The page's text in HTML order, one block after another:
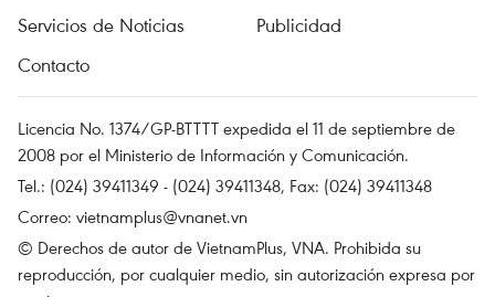
Servicios de Noticias
Publicidad
Contacto
Licencia No. 1374/GP-BTTTT expedida el 11 de septiembre de
2008 por el Ministerio de Información y Comunicación.
Tel.: (024) 39411349 - (024) 39411348, Fax: (024) 39411348
Correo: vietnamplus@vnanet.vn
© Derechos de autor de VietnamPlus, VNA. Prohibida su
reproducción, por cualquier medio, sin autorización expresa por